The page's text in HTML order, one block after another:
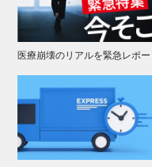
医療崩壊のリアルを緊急レポー